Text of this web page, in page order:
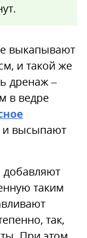
выкапывают
и такой же
дренаж –
в ведре
и высыпают
добавляют
таким
так,